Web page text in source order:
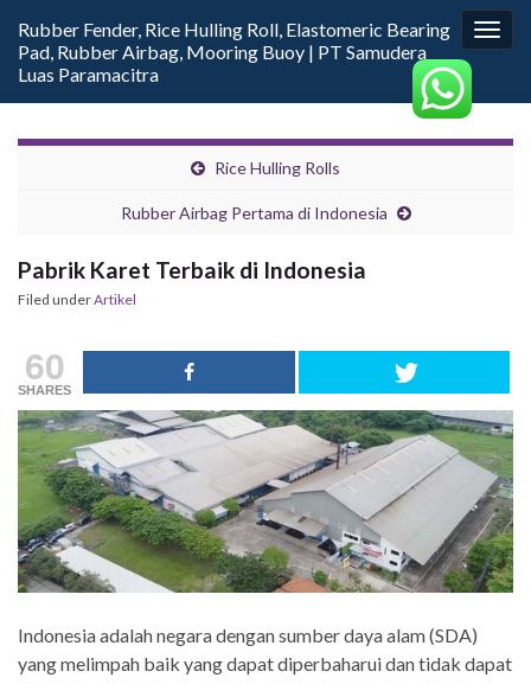
Rubber Fender, Rice Hulling Roll, Elastomeric Bearing
Pad, Rubber Airbag, Mooring Buoy | PT Samudera
Luas Paramacitra
Rice Hulling Rolls
Rubber Airbag Pertama di Indonesia
Pabrik Karet Terbaik di Indonesia
Filed underArtikel
60
SHARES
Indonesia adalah negara dengan sumber daya alam (SDA)
yang melimpah baik yang dapat diperbaharui dan tidak dapat